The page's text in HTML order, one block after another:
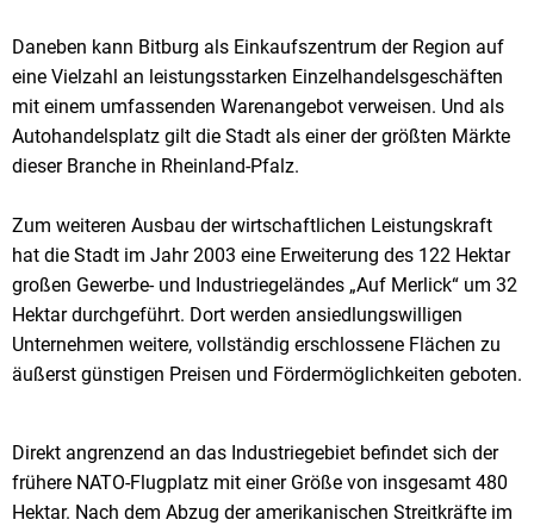
Daneben kann Bitburg als Einkaufszentrum der Region auf
eine Vielzahl an leistungsstarken Einzelhandelsgeschäften
mit einem umfassenden Warenangebot verweisen. Und als
Autohandelsplatz gilt die Stadt als einer der größten Märkte
dieser Branche in Rheinland-Pfalz.
Zum weiteren Ausbau der wirtschaftlichen Leistungskraft
hat die Stadt im Jahr 2003 eine Erweiterung des 122 Hektar
großen Gewerbe- und Industriegeländes „Auf Merlick“ um 32
Hektar durchgeführt. Dort werden ansiedlungswilligen
Unternehmen weitere, vollständig erschlossene Flächen zu
äußerst günstigen Preisen und Fördermöglichkeiten geboten.
Direkt angrenzend an das Industriegebiet befindet sich der
frühere NATO-Flugplatz mit einer Größe von insgesamt 480
Hektar. Nach dem Abzug der amerikanischen Streitkräfte im